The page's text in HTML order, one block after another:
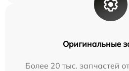
Оригинальные
Более 20 тыс. запчастей